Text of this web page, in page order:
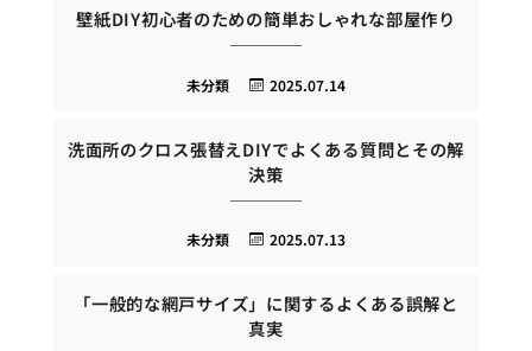
壁紙DIY初心者のための簡単おしゃれな部屋作り
2025.07.14
未分類
洗面所のクロス張替えDIYでよくある質問とその解
決策
2025.07.13
未分類
「一般的な網戸サイズ」に関するよくある誤解と
真実